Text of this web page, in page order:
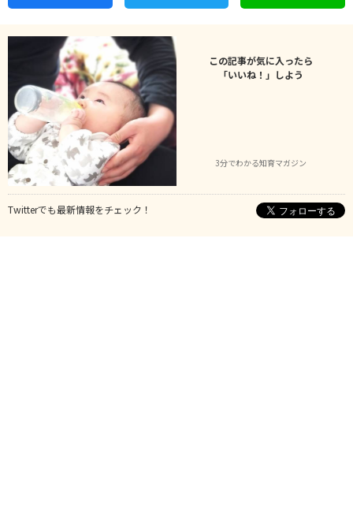
この記事が気に入ったら
「いいね！」しよう
3分でわかる知育マガジン
Twitterでも最新情報をチェック！